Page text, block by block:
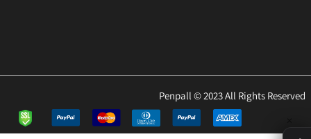
Penpall © 2023 All Rights Reserved